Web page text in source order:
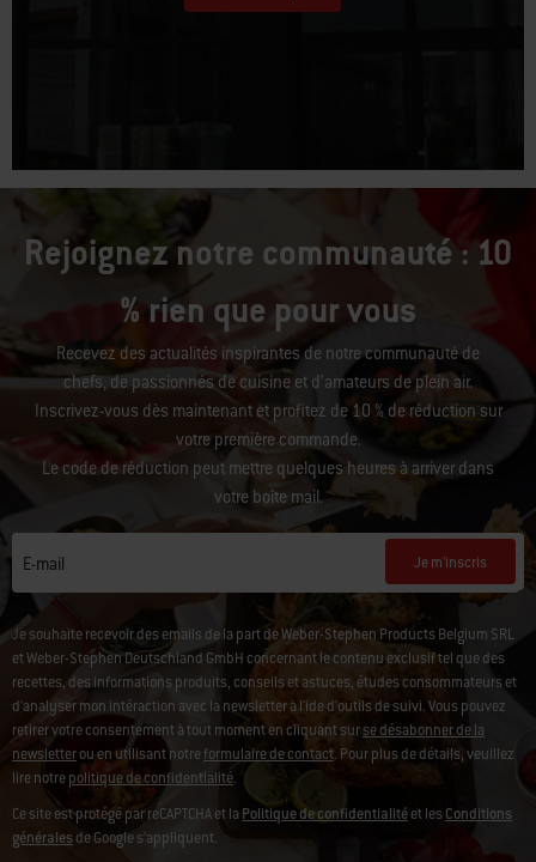
Rejoignez notre communauté : 10
% rien que pour vous
Recevez des actualités inspirantes de notre communauté de
chefs, de passionnés de cuisine et d’amateurs de plein air.
Inscrivez-vous dès maintenant et profitez de 10 % de réduction sur
votre première commande.
Le code de réduction peut mettre quelques heures à arriver dans
votre boîte mail.
E-mail Je m'inscris
Je souhaite recevoir des emails de la part de Weber-Stephen Products Belgium SRL
et Weber-Stephen Deutschland GmbH concernant le contenu exclusif tel que des
recettes, des informations produits, conseils et astuces, études consommateurs et
d'analyser mon intéraction avec la newsletter à l'ide d'outils de suivi.Vous pouvez
retirer votre consentement à tout moment en cliquant surse désabonner de la
newsletterou en utilisant notreformulaire de contact. Pour plus de détails, veuillez
lire notrepolitique de confidentialité.
Ce site est protégé par reCAPTCHA et la Politique de confidentialitéet lesConditions
généralesde Google s’appliquent.